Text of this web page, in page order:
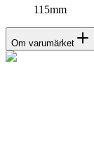
115mm
Om varumärket